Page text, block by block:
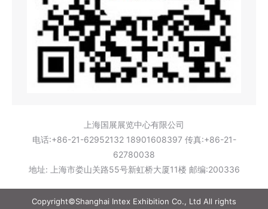
上海国展展览中心有限公司
电话:+86-21-62952132 18901608397 传真:+86-21-
62780038
地址: 上海市娄山关路55号新虹桥大厦11楼 邮编:200336
Copyright©Shanghai Intex Exhibition Co., Ltd All rights